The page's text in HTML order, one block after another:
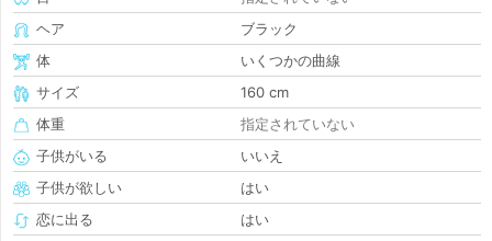
ヘア
ブラック
体
いくつかの曲線
サイズ
160 cm
体重
指定されていない
子供がいる
いいえ
子供が欲しい
はい
恋に出る
はい